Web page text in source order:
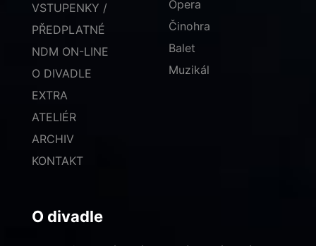
VSTUPENKY /
PŘEDPLATNÉ
NDM ON-LINE
O DIVADLE
EXTRA
ATELIÉR
ARCHIV
KONTAKT
Opera
Činohra
Balet
Muzikál
O divadle